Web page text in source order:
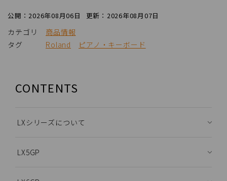
公開：2026年08月06日 更新：2026年08月07日
カテゴリ
商品情報
タグ
Roland ピアノ・キーボード
CONTENTS
LXシリーズについて
LX5GP